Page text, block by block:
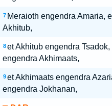
7 Meraioth engendra Amaria,
Akhitub,
8 et Akhitub engendra Tsadok,
engendra Akhimaats,
9 et Akhimaats engendra
engendra Jokhanan,